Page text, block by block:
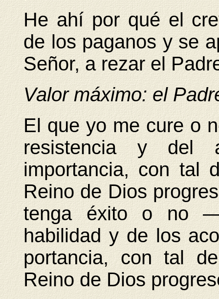
He ahí por qué el
de los paganos y se
Señor, a rezar el
Valor máximo: el
El que yo me cure o
resistencia y del
importancia, con tal
Reino de Dios
tenga éxito o no
habilidad y de los
portancia, con tal
Reino de Dios